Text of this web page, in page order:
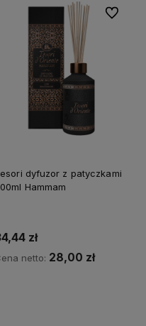
dyfuzor z patyczkami
Hammam
zł
netto: 28,00 zł
Do